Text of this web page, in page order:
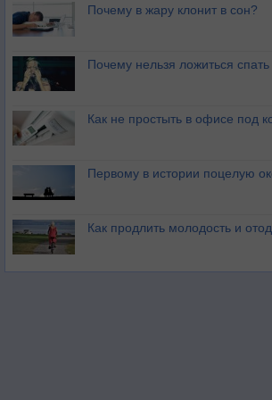
Почему в жару клонит в сон?
Почему нельзя ложиться
Как не простыть в офисе под
Первому в истории поцелую
Как продлить молодость и